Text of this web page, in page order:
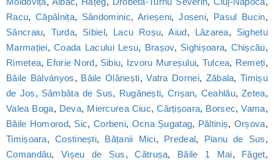
Racu,Căpâlnița, Sândominic, Arieșeni,Joseni, Pasul Bucin,
Sâncraiu, Turda, Sibiel, Lacu Roșu,Aiud, Lăzarea, Sighetu
Marmației,Coada Lacului Lesu, Brașov, Sighișoara, Chișcău,
Rimetea, Eforie Nord, Sibiu, Izvoru Mureșului, Tulcea, Remeți,
Băile Bálványos, Băile Olănești,Vatra Dornei, Zăbala,Timișu
de Jos, Sâmbăta de Sus, Rugănești, Crișan, Ceahlău,Zetea,
Valea Boga, Deva, Miercurea Ciuc,Cârțișoara, Borsec,Vama,
Băile Homorod, Sic, Corbeni, Ocna Șugatag, Păltiniș, Orșova,
Timișoara,Costinești, Bățanii Mici, Predeal, Pianu de Sus,
Comandău,Vișeu de Sus,Cătrușa, Băile 1 Mai, Făget,